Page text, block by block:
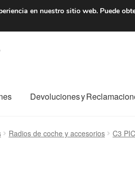
desde 7 EUR
Devoluciones y
Envío al mundo entero Mi
Radios de coche y accesorios C3
en nuestro sitio web. Puede